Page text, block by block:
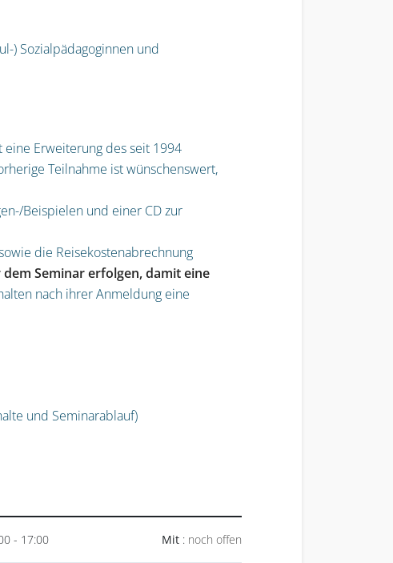
) Sozialpädagoginnen und
eine Erweiterung des seit 1994
Teilnahme ist wünschenswert,
Beispielen und einer CD zur
die Reisekostenabrechnung
Seminar erfolgen, damit eine
nach ihrer Anmeldung eine
und Seminarablauf)
- 17:00 Mit : noch offen